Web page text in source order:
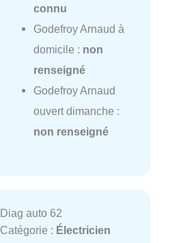
connu
Godefroy Arnaud à
domicile : non
renseigné
Godefroy Arnaud
ouvert dimanche :
non renseigné
Diag auto 62
Catégorie : Électricien